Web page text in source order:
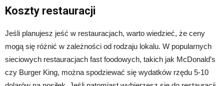
Koszty restauracji
Jeśli planujesz jeść w restauracjach, warto wiedzieć, że ceny
mogą się różnić w zależności od rodzaju lokalu. W popularnych
sieciowych restauracjach fast foodowych, takich jak McDonald’s
czy Burger King, można spodziewać się wydatków rzędu 5-10